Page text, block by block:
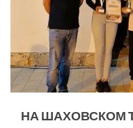
НА ШАХОВСКОМ